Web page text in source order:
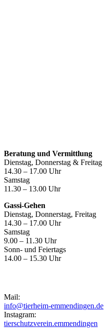
Beratung und Vermittlung
Dienstag, Donnerstag & Freitag
14.30 – 17.00 Uhr
Samstag
11.30 – 13.00 Uhr
Gassi-Gehen
Dienstag, Donnerstag, Freitag
14.30 – 17.00 Uhr
Samstag
9.00 – 11.30 Uhr
Sonn- und Feiertags
14.00 – 15.30 Uhr
Mail:
info@tierheim-emmendingen.de
Instagram:
tierschutzverein.emmendingen